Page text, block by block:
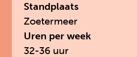
Standplaats
Zoetermeer
Uren per week
32-36 uur